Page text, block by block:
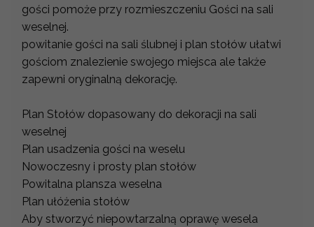
gości pomoże przy rozmieszczeniu Gości na sali
weselnej.
powitanie gości na sali ślubnej i plan stołów ułatwi
gościom znalezienie swojego miejsca ale także
zapewni oryginalną dekorację.
Plan Stołów dopasowany do dekoracji na sali
weselnej
Plan usadzenia gości na weselu
Nowoczesny i prosty plan stołów
Powitalna plansza weselna
Plan ułóżenia stołów
Aby stworzyć niepowtarzalną oprawę wesela